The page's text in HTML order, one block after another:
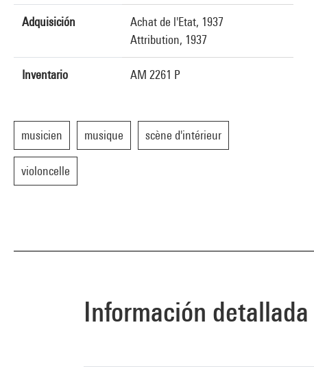
Adquisición
Achat de l'Etat, 1937
Attribution, 1937
Inventario AM 2261 P
musicien musique scène d'intérieur
violoncelle
Información detallada